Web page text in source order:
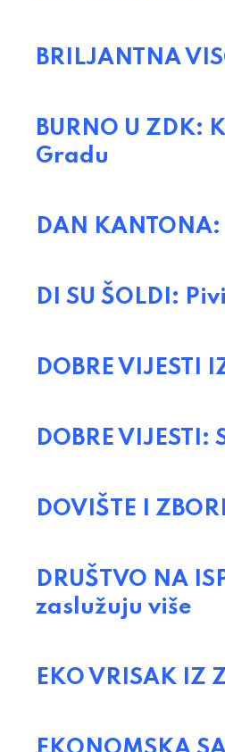
BRILJANTNA
BURNO U
Gradu
DAN
DI SU ŠOLDI:
DOBRE
DOBRE
DOVIŠTE I
DRUŠTVO NA
zaslužuju više
EKO VRISAK